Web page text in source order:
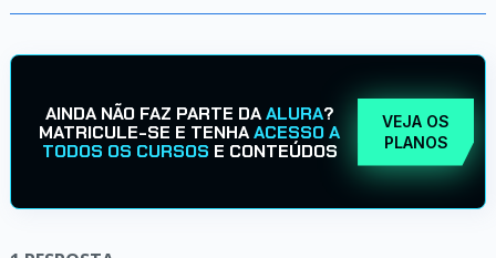
AINDA NÃO FAZ PARTE DAALURA?
MATRICULE-SE E TENHAACESSO A
TODOS OS CURSOS E CONTEÚDOS
VEJA OS
PLANOS